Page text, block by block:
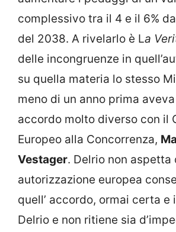
complessivo tra il 4 e il 6%
del 2038. A rivelarlo è La
delle incongruenze in
su quella materia lo stesso
meno di un anno prima
accordo molto diverso con il
Europeo alla Concorrenza,
Vestager. Delrio non aspetta
autorizzazione europea
quell’ accordo, ormai certa e
Delrio e non ritiene sia